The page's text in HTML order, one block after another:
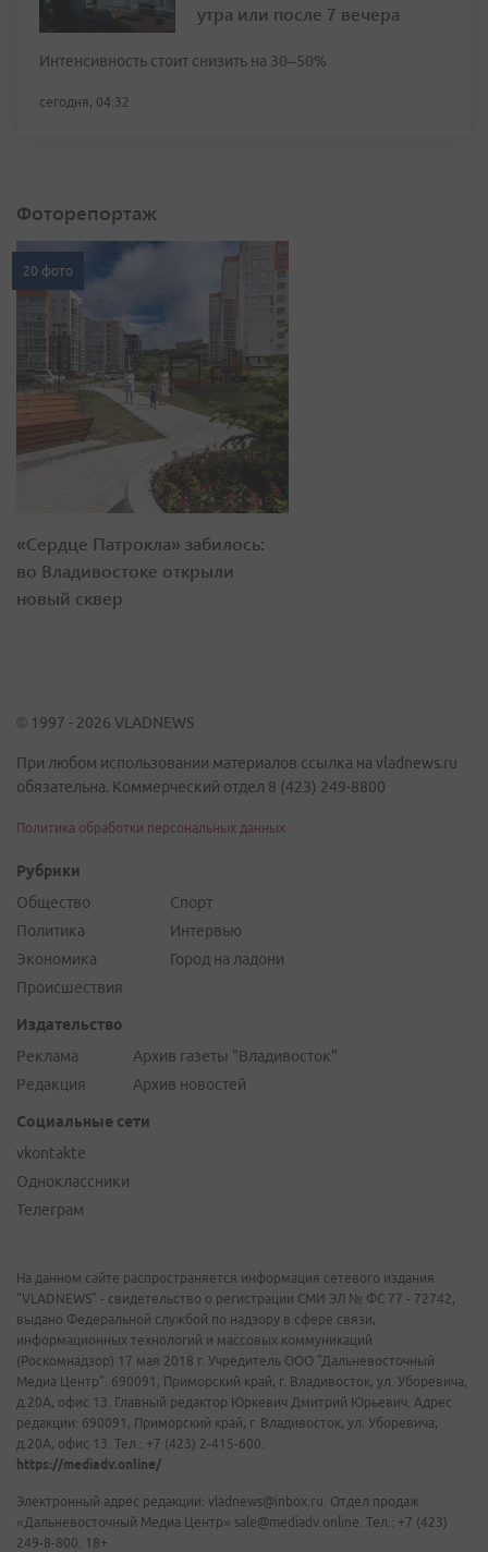
утра или после 7 вечера
Интенсивность стоит снизить на 30–50%
сегодня, 04:32
Фоторепортаж
20 фото
«Сердце Патрокла» забилось:
во Владивостоке открыли
новый сквер
© 1997 - 2026 VLADNEWS
При любом использовании материалов ссылка на vladnews.ru
обязательна. Коммерческий отдел 8 (423) 249-8800
Политика обработки персональных данных
Рубрики
Общество
Политика
Экономика
Происшествия
Спорт
Интервью
Город на ладони
Издательство
Реклама
Редакция
Архив газеты "Владивосток"
Архив новостей
Социальные сети
vkontakte
Одноклассники
Телеграм
На данном сайте распространяется информация сетевого издания
"VLADNEWS" - свидетельство о регистрации СМИ ЭЛ № ФС 77 - 72742,
выдано Федеральной службой по надзору в сфере связи,
информационных технологий и массовых коммуникаций
(Роскомнадзор) 17 мая 2018 г. Учредитель ООО "Дальневосточный
Медиа Центр". 690091, Приморский край, г. Владивосток, ул. Уборевича,
д.20А, офис 13. Главный редактор Юркевич Дмитрий Юрьевич. Адрес
редакции: 690091, Приморский край, г. Владивосток, ул. Уборевича,
д.20А, офис 13. Тел.: +7 (423) 2-415-600.
https://mediadv.online/
Электронный адрес редакции: vladnews@inbox.ru. Отдел продаж
«Дальневосточный Медиа Центр» sale@mediadv.online. Тел.: +7 (423)
249-8-800. 18+